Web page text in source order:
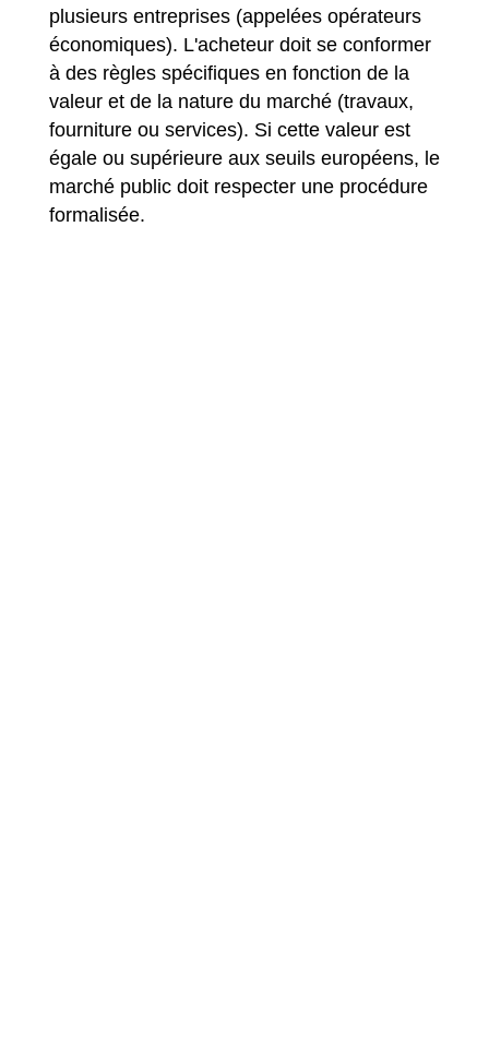
plusieurs entreprises (appelées opérateurs
économiques). L'acheteur doit se conformer
à des règles spécifiques en fonction de la
valeur et de la nature du marché (travaux,
fourniture ou services). Si cette valeur est
égale ou supérieure aux seuils européens, le
marché public doit respecter une procédure
formalisée.